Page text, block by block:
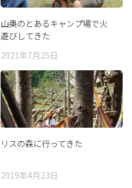
山奥のとあるキャンプ場で火
遊びしてきた
2021年7月25日
リスの森に行ってきた
2019年4月23日